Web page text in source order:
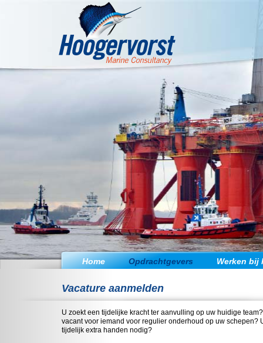
Jump to navigation
Vacature aanmelden
U zoekt een tijdelijke kracht ter aanvulling op uw huidige
vacant voor iemand voor regulier onderhoud op uw schepen?
tijdelijk extra handen nodig?
Home Opdrachtgevers Werken bij